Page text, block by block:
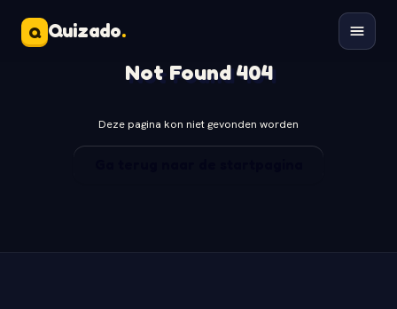
Q Quizado.
Not Found 404
Deze pagina kon niet gevonden worden